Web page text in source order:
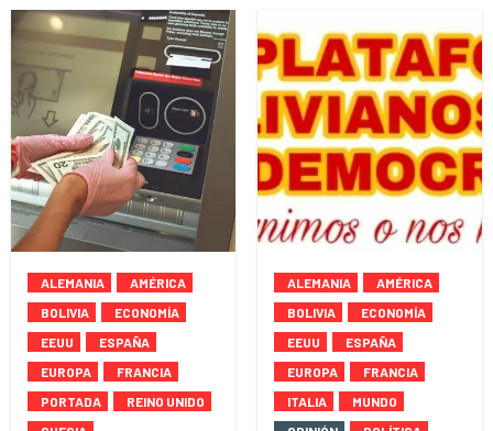
ALEMANIA
AMÉRICA
BOLIVIA
ECONOMÍA
EEUU
ESPAÑA
EUROPA
FRANCIA
PORTADA
REINO UNIDO
ALEMANIA
AMÉRICA
BOLIVIA
ECONOMÍA
EEUU
ESPAÑA
EUROPA
FRANCIA
ITALIA
MUNDO